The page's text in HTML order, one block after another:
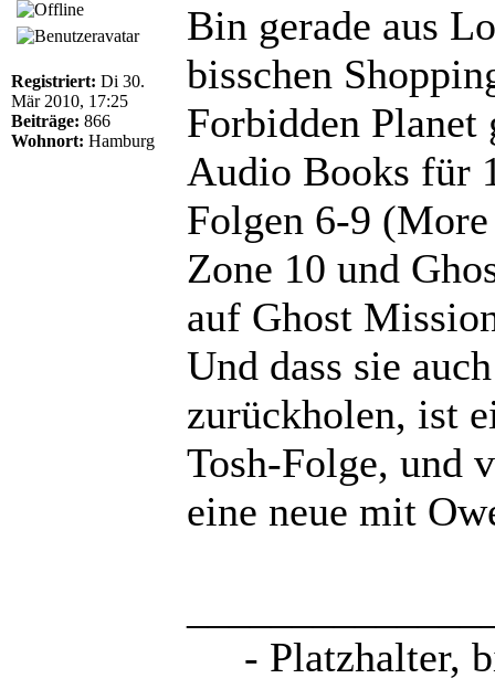
Registriert: Di 30.
Mär 2010, 17:25
Beiträge: 866
Wohnort: Hamburg
Bin gerade aus
bisschen
Forbidden Planet
Audio Books für
Folgen 6-9
Zone 10 und
auf Ghost
Und dass sie
zurückholen, ist
Tosh-Folge, und
eine neue mit
- Platzhalter,